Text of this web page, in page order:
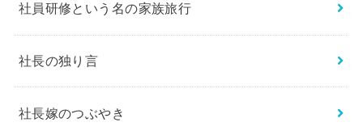
社員研修という名の家族旅行
社長の独り言
社長嫁のつぶやき